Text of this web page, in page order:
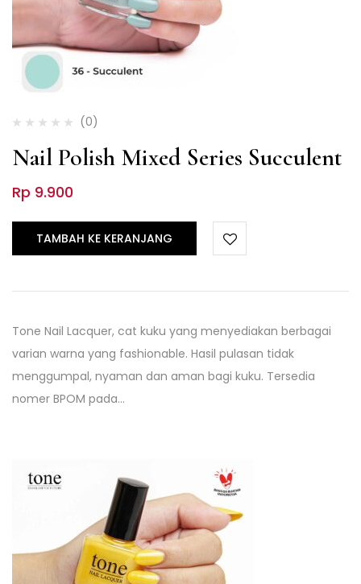
(0)
Nail Polish Mixed Series Succulent
Rp 9.900
TAMBAH KE KERANJANG
Tone Nail Lacquer, cat kuku yang menyediakan berbagai
varian warna yang fashionable. Hasil pulasan tidak
menggumpal, nyaman dan aman bagi kuku. Tersedia
nomer BPOM pada…